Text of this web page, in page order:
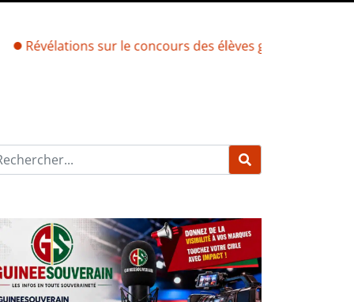
sur le concours des élèves greffiers : des candidats